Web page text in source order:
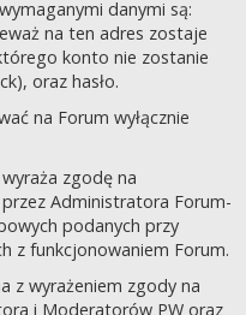
danymi są:
na ten adres zostaje
konto nie zostanie
oraz hasło.
na Forum wyłącznie
zgodę na
Administratora Forum-
podanych przy
z funkcjonowaniem Forum.
z wyrażeniem zgody na
i Moderatorów PW oraz